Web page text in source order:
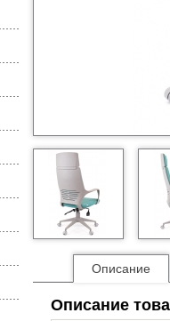
Описание
Описание